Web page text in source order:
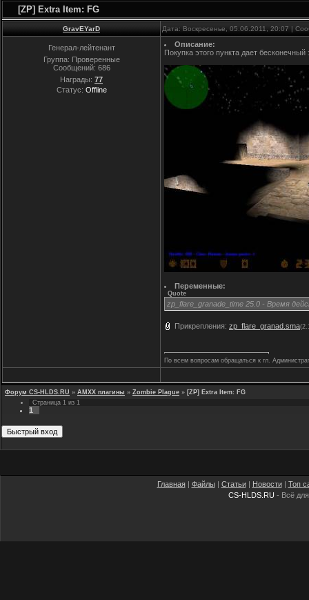
[ZP] Extra Item: FG
GravEYarD Дата: Воскресенье, 05.06.2011, 20:07 |
Генерал-лейтенант
Группа: Проверенные
Сообщений: 686
Награды: 77
Статус: Offline
Описание:
Покупка этого пункта дает
Переменные:
Quote
zp_flare_granade_time 25.0 - Время
Прикрепления: zp_flare_granad.sma
По всем вопросам обращаться к гл.
Форум CS-HLDS.RU » AMXX плагины » Zombie Plague » [ZP] Extra Item: FG
Страница 1 из 1
1
Главная| Файлы | Статьи| Новости| Топ
CS-HLDS.RU - Всё